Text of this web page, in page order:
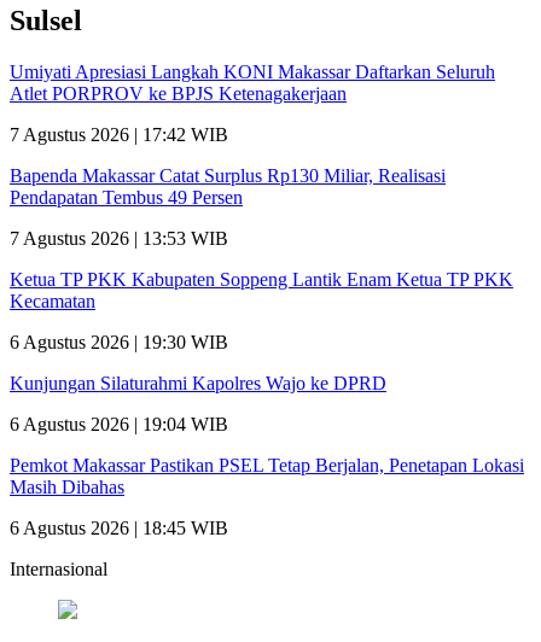
Sulsel
Umiyati Apresiasi Langkah KONI Makassar Daftarkan Seluruh
Atlet PORPROV ke BPJS Ketenagakerjaan
7 Agustus 2026 | 17:42 WIB
Bapenda Makassar Catat Surplus Rp130 Miliar, Realisasi
Pendapatan Tembus 49 Persen
7 Agustus 2026 | 13:53 WIB
Ketua TP PKK Kabupaten Soppeng Lantik Enam Ketua TP PKK
Kecamatan
6 Agustus 2026 | 19:30 WIB
Kunjungan Silaturahmi Kapolres Wajo ke DPRD
6 Agustus 2026 | 19:04 WIB
Pemkot Makassar Pastikan PSEL Tetap Berjalan, Penetapan Lokasi
Masih Dibahas
6 Agustus 2026 | 18:45 WIB
Internasional